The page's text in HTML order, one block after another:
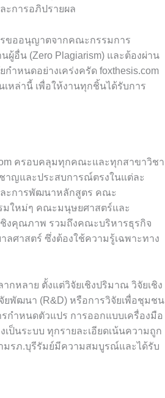
ะการอภิปรายผล
ขออนุญาตจากคณะกรรมการ
ผู้อื่น (Zero Plagiarism) และต้องผ่าน
ำหนดอย่างเคร่งครัด foxthesis.com
หล่านี้ เพื่อให้งานทุกชิ้นได้รับการ
ครอบคลุมทุกคณะและทุกสาขาวิชา
าญและประสบการณ์ตรงในแต่ละ
ละการพัฒนาหลักสูตร คณะ
มใหม่ๆ คณะมนุษยศาสตร์และ
ชิงคุณภาพ รวมถึงคณะบริหารธุรกิจ
ศาสตร์ ซึ่งต้องใช้ความรู้เฉพาะทาง
กหลาย ตั้งแต่วิจัยเชิงปริมาณ วิจัยเชิง
ยพัฒนา (R&D) หรือการวิจัยเพื่อชุมชน
กำหนดตัวแปร การออกแบบเครื่องมือ
เป็นระบบ ทุกรายละเอียดเน้นความถูก
มรภ.บุรีรัมย์มีความสมบูรณ์และได้รับ